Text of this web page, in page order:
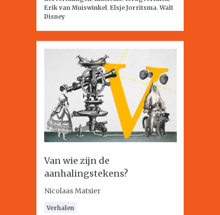
Erik van Muiswinkel, Elsje Jorritsma,Walt
Disney
Van wie zijn de
aanhalingstekens?
Nicolaas Matsier
Verhalen